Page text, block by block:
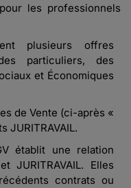
pour les professionnels
plusieurs offres
particuliers, des
et Économiques
de Vente (ci-après «
JURITRAVAIL.
établit une relation
JURITRAVAIL. Elles
contrats ou